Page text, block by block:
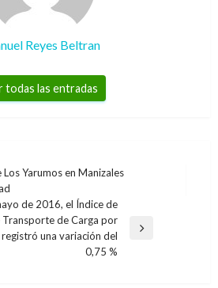
Reyes Beltran
todas las entradas
Yarumos en Manizales
de 2016, el Índice de
de Carga por
una variación del
0,75 %